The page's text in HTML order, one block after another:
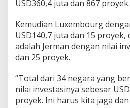
USD360,4 juta dan 867 proyek.
Kemudian Luxembourg
USD140,7 juta dan 15
adalah Jerman dengan nilai
dan 25 proyek.
“Total dari 34 negara yang
nilai investasinya sebesar
proyek. Ini harus kita jaga